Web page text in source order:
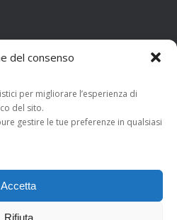
del consenso
per migliorare l’esperienza di
del sito.
gestire le tue preferenze in qualsiasi
Accetta
Rifiuta
. All rights reserved.
.